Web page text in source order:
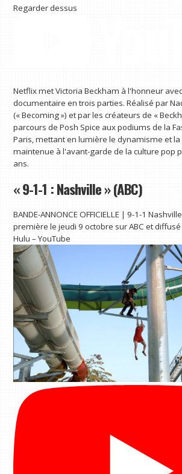
Regarder dessus
Netflix met Victoria Beckham à l'honneur
documentaire en trois parties. Réalisé par
(« Becoming ») et par les créateurs de «
parcours de Posh Spice aux podiums de la
Paris, mettant en lumière le dynamisme et
maintenue à l'avant-garde de la culture pop
ans.
« 9-1-1 : Nashville » (ABC)
BANDE-ANNONCE OFFICIELLE | 9-1-1
première le jeudi 9 octobre sur ABC et
Hulu – YouTube